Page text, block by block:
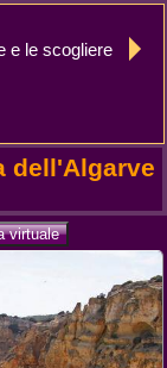
e le scogliere
dell'Algarve